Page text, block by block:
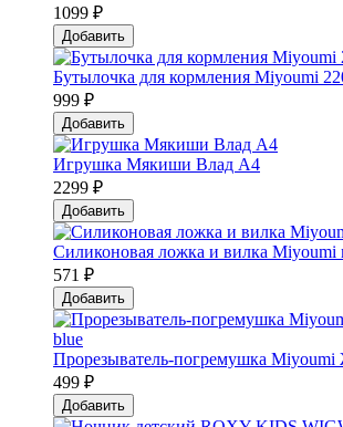
1099 ₽
Добавить
Бутылочка для кормления Miyoumi
999 ₽
Добавить
Игрушка Мякиши Влад А4
2299 ₽
Добавить
Силиконовая ложка и вилка Мiyoumi
571 ₽
Добавить
Прорезыватель-погремушка
499 ₽
Добавить